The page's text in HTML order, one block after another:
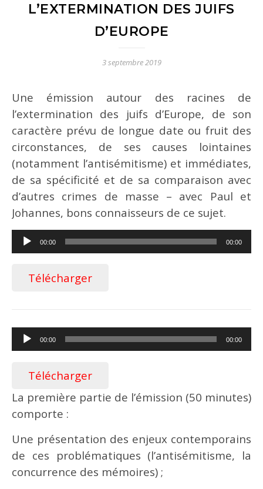
L’EXTERMINATION DES JUIFS
D’EUROPE
3 septembre 2019
Une émission autour des racines de
l’extermination des juifs d’Europe, de son
caractère prévu de longue date ou fruit des
circonstances, de ses causes lointaines
(notamment l’antisémitisme) et immédiates,
de sa spécificité et de sa comparaison avec
d’autres crimes de masse – avec Paul et
Johannes, bons connaisseurs de ce sujet.
Lecteur
audio
00:00 00:00
Télécharger
Lecteur
audio
00:00 00:00
Télécharger
La première partie de l’émission (50 minutes)
comporte :
Une présentation des enjeux contemporains
de ces problématiques (l’antisémitisme, la
concurrence des mémoires) ;